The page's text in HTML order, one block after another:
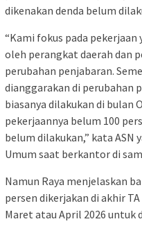
dikenakan denda belum
“Kami fokus pada pekerjaan
oleh perangkat daerah dan
perubahan penjabaran.
dianggarakan di perubahan
biasanya dilakukan di bulan
pekerjaannya belum 100
belum dilakukan,” kata ASN
Umum saat berkantor di
Namun Raya menjelaskan
persen dikerjakan di akhir
Maret atau April 2026 untuk